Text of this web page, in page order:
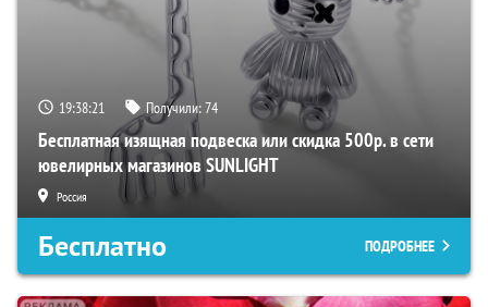
19:38:21 Получили:74
Бесплатная изящная подвеска или скидка 500р. в сети
ювелирных магазинов SUNLIGHT
Россия
Бесплатно ПОДРОБНЕЕ